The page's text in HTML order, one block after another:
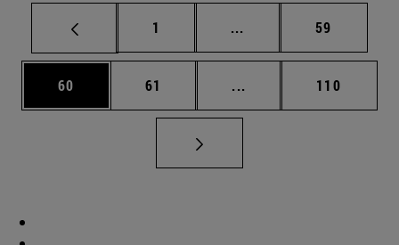
Página
1 ... Páginas intermedias
Página
59
Página
60 Página
61 ... Páginas intermedias
Página
110